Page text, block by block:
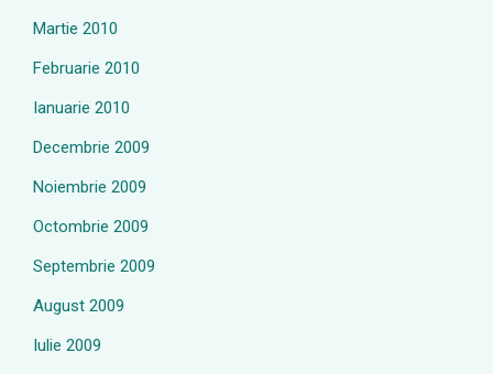
Martie 2010
Februarie 2010
Ianuarie 2010
Decembrie 2009
Noiembrie 2009
Octombrie 2009
Septembrie 2009
August 2009
Iulie 2009